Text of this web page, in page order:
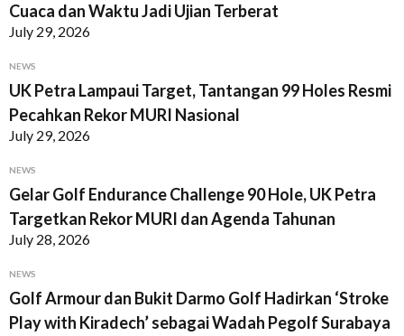
Cuaca dan Waktu Jadi Ujian Terberat
July 29, 2026
NEWS
UK Petra Lampaui Target, Tantangan 99 Holes Resmi
Pecahkan Rekor MURI Nasional
July 29, 2026
NEWS
Gelar Golf Endurance Challenge 90 Hole, UK Petra
Targetkan Rekor MURI dan Agenda Tahunan
July 28, 2026
NEWS
Golf Armour dan Bukit Darmo Golf Hadirkan ‘Stroke
Play with Kiradech’ sebagai Wadah Pegolf Surabaya